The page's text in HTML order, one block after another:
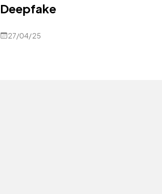
Deepfake
27/04/25